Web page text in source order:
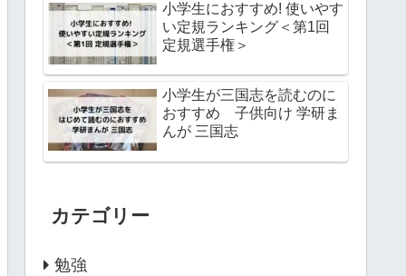
小学生におすすめ! 使いやす
い定規ランキング＜第1回
定規選手権＞
小学生が三国志を読むのに
おすすめ 子供向け 学研ま
んが 三国志
カテゴリー
勉強